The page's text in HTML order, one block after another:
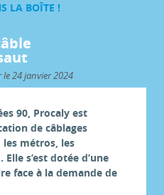
LA BOÎTE !
le 24 janvier 2024
90, Procaly est
de câblages
métros, les
s’est dotée d’une
face à la demande de